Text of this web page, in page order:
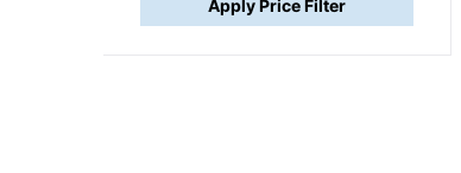
MATERIALES PARA